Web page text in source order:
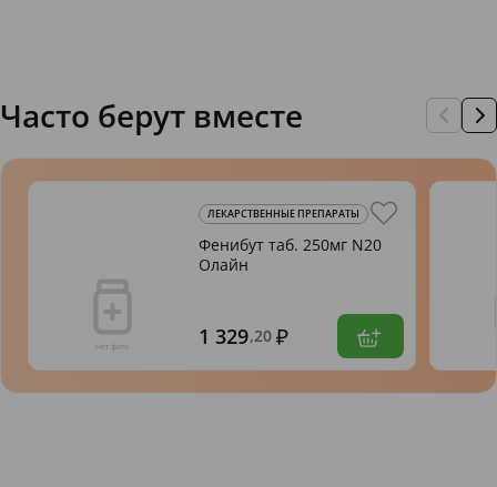
Часто берут вместе
ЛЕКАРСТВЕННЫЕ ПРЕПАРАТЫ
Фенибут таб. 250мг N20
Олайн
1 329,20